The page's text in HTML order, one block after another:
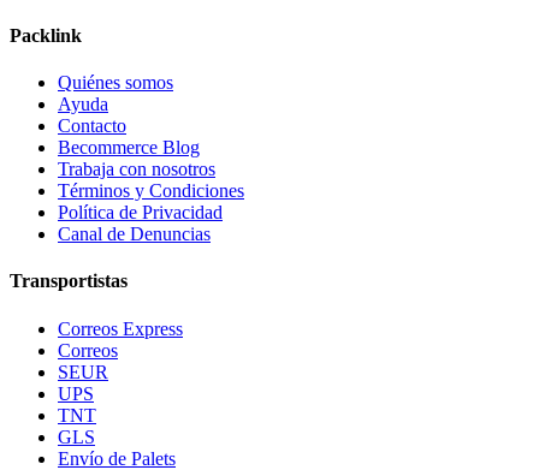
Packlink
Quiénes somos
Ayuda
Contacto
Becommerce Blog
Trabaja con nosotros
Términos y Condiciones
Política de Privacidad
Canal de Denuncias
Transportistas
Correos Express
Correos
SEUR
UPS
TNT
GLS
Envío de Palets